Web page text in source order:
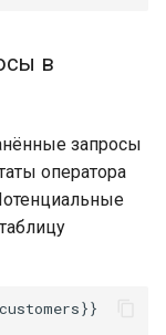
в
запросы
оператора
customers}}